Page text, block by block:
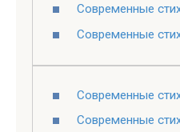
Современные
Современные
Современные
Современные